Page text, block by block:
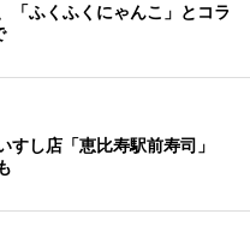
「ふくふくにゃんこ」とコラ
すし店「恵比寿駅前寿司」